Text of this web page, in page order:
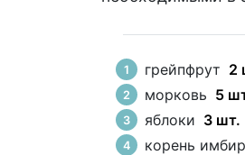
грейпфрут 2
морковь 5
яблоки 3 шт.
корень